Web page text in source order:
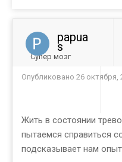
papua
s
Супер мозг
Опубликовано 26 октября,
Жить в состоянии
пытаемся справиться
подсказывает нам